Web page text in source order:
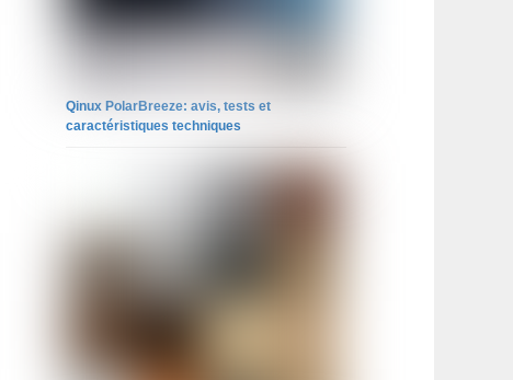
Qinux PolarBreeze: avis, tests et
caractéristiques techniques